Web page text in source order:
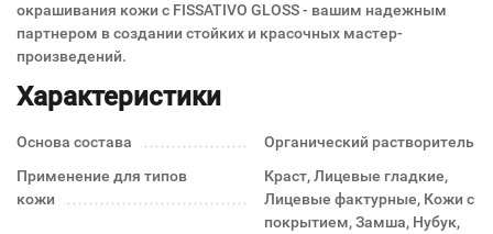
окрашивания кожи с FISSATIVO GLOSS - вашим надежным
партнером в создании стойких и красочных мастер-
произведений.
Характеристики
Основа состава
Органический растворитель
Применение для типов
кожи
Краст, Лицевые гладкие,
Лицевые фактурные, Кожи с
покрытием, Замша, Нубук,